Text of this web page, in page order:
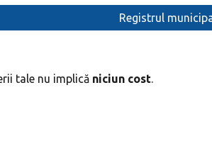
Registrul
tale nu implică niciun cost.